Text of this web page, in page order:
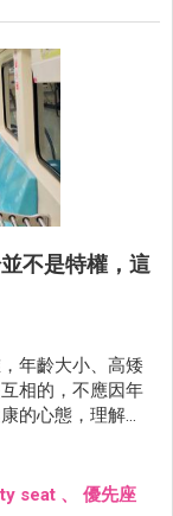
不是特權，這
年齡大小、高矮
相的，不應因年
的心態，理解每
批評他人。
seat 、 優先座